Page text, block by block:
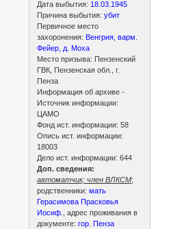
Дата выбытия: 18.03.1945
Причина выбытия: убит
Первичное место
захоронения: Венгрия, варм.
Фейер, д. Моха
Место призыва: Пензенский
ГВК, Пензенская обл., г.
Пенза
Информация об архиве -
Источник информации:
ЦАМО
Фонд ист. информации: 58
Опись ист. информации:
18003
Дело ист. информации: 644
Доп. сведения:
автоматчик; член ВЛКСМ;
родственники: мать
Герасимова Прасковья
Иосиф.
, адрес проживания в
документе: гор. Пенза